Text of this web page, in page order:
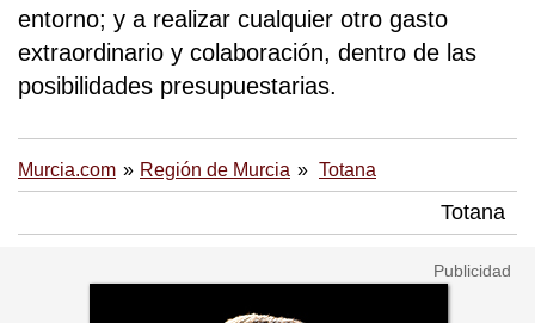
entorno; y a realizar cualquier otro gasto
extraordinario y colaboración, dentro de las
posibilidades presupuestarias.
Murcia.com Región de Murcia Totana
Totana